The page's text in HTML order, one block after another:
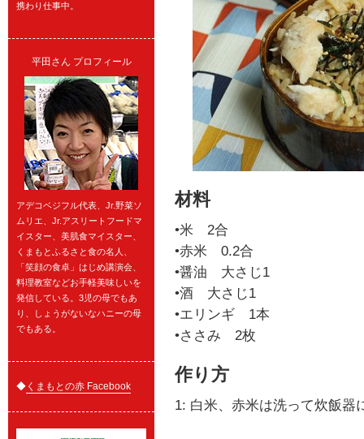
材料
•米 2合
•赤米 0.2合
•醤油 大さじ1
•酒 大さじ1
•エリンギ 1本
•ささみ 2枚
作り方
1: 白米、赤米は洗って炊飯器
携わり仕事中。
平田さん プロフィール
アデコベジフル代表、Jr.野菜ソ
ムリエ、Jr.アスリートフードマ
イスター、美肌食マイスター、
くまもとふるさと食の名人、
「笑顔の食卓」はじめ講演会、
料理教室などお手軽美味しいを
発信している。3児の母でもあ
り、しょうがないなハニーの母
でもある。
◆ くまもとの赤 Facebook